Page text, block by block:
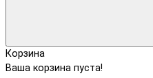
Корзина
Ваша корзина пуста!